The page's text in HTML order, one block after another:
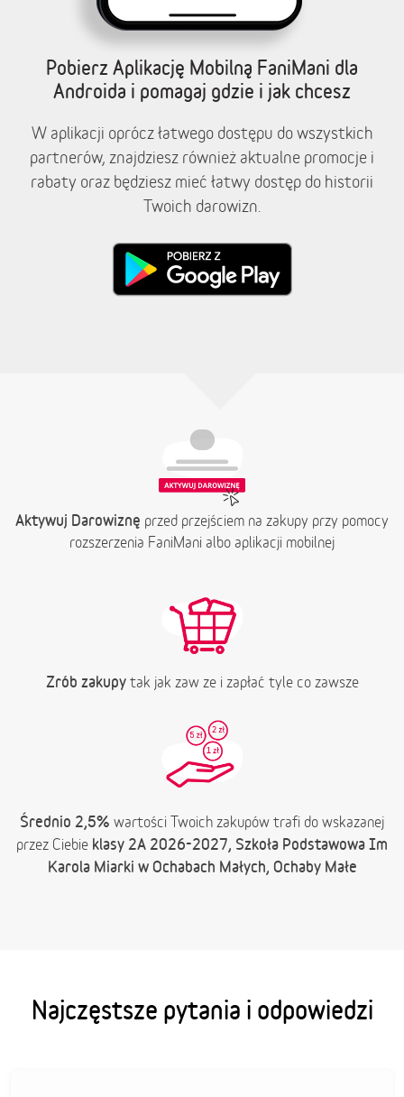
Pobierz Aplikację Mobilną FaniMani dla
Androida i pomagaj gdzie i jak chcesz
W aplikacji oprócz łatwego dostępu do wszystkich
partnerów, znajdziesz również aktualne promocje i
rabaty oraz będziesz mieć łatwy dostęp do historii
Twoich darowizn.
Aktywuj Darowiznę przed przejściem na zakupy przy pomocy
rozszerzenia FaniMani albo aplikacji mobilnej
Zrób zakupytak jak zaw ze i zapłać tyle co zawsze
Średnio 2,5% wartości Twoich zakupów trafi do wskazanej
przez Ciebie klasy 2A 2026-2027, Szkoła Podstawowa Im
Karola Miarki w Ochabach Małych, Ochaby Małe
Najczęstsze pytania i odpowiedzi